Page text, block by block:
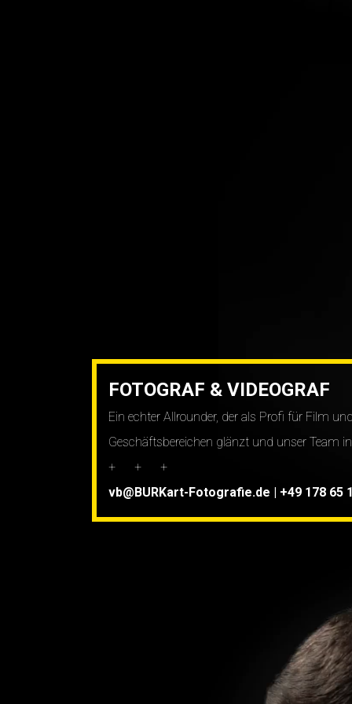
FOTOGRAF & VIDEOGRAF
Ein echter Allrounder, der als Profi für Film
Geschäftsbereichen glänzt und unser Team
+ + +
vb@BURKart-Fotografie.de | +49 178 65